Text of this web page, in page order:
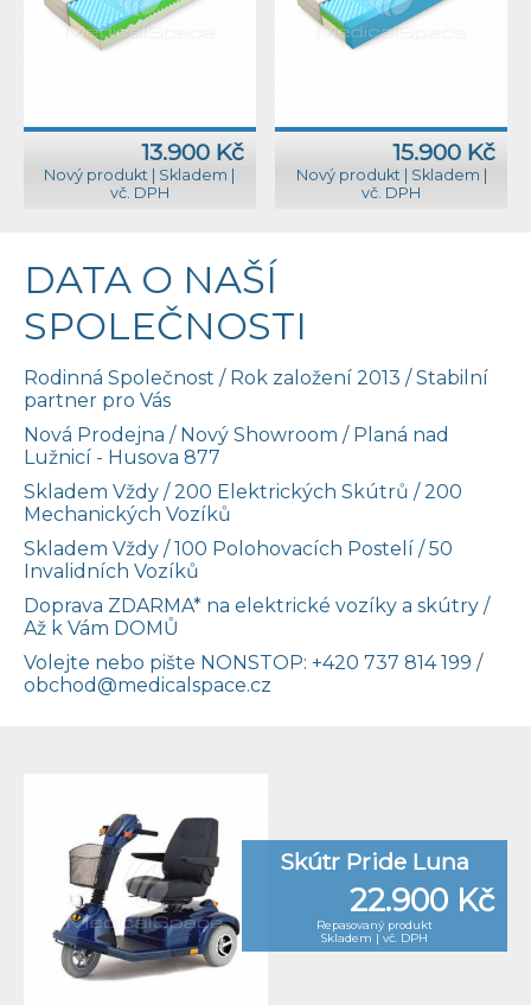
13.900 Kč
Nový produkt | Skladem |
vč. DPH
15.900 Kč
Nový produkt | Skladem |
vč. DPH
DATA O NAŠÍ
SPOLEČNOSTI
Rodinná Společnost / Rok založení 2013 / Stabilní
partner pro Vás
Nová Prodejna / Nový Showroom / Planá nad
Lužnicí - Husova 877
Skladem Vždy / 200 Elektrických Skútrů / 200
Mechanických Vozíků
Skladem Vždy / 100 Polohovacích Postelí / 50
Invalidních Vozíků
Doprava ZDARMA* na elektrické vozíky a skútry /
Až k Vám DOMŮ
Volejte nebo pište NONSTOP: +420 737 814 199 /
obchod@medicalspace.cz
Skútr Pride Luna
22.900 Kč
Repasovaný produkt
Skladem | vč. DPH